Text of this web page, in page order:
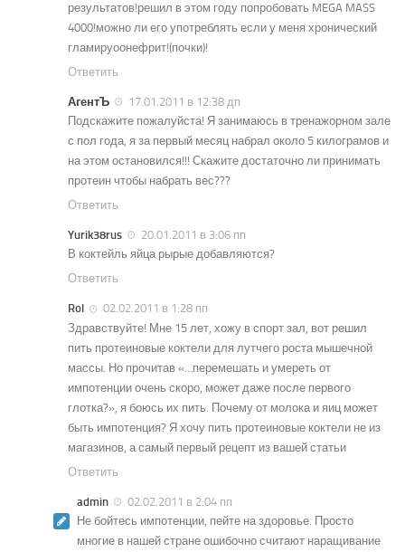
результатов!решил в этом году попробовать MEGA MASS
4000!можно ли его употреблять если у меня хронический
гламируоонефрит!(почки)!
Ответить
АгентЪ
17.01.2011 в 12:38 дп
Подскажите пожалуйста! Я занимаюсь в тренажорном зале
с пол года, я за первый месяц набрал около 5 килограмов и
на этом остановился!!! Скажите достаточно ли принимать
протеин чтобы набрать вес???
Ответить
Yurik38rus
20.01.2011 в 3:06 пп
В коктейль яйца рырые добавляются?
Ответить
Rol
02.02.2011 в 1:28 пп
Здравствуйте! Мне 15 лет, хожу в спорт зал, вот решил
пить протеиновые коктели для лутчего роста мышечной
массы. Но прочитав «…перемешать и умереть от
импотенции очень скоро, может даже после первого
глотка?», я боюсь их пить. Почему от молока и яиц может
быть импотенция? Я хочу пить протеиновые коктели не из
магазинов, а самый первый рецепт из вашей статьи
Ответить
admin
02.02.2011 в 2:04 пп
Не бойтесь импотенции, пейте на здоровье. Просто
многие в нашей стране ошибочно считают наращивание